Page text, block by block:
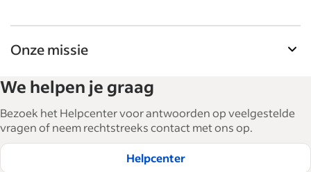
Onze missie
bedrijven bij het uitbreiden en managen van hun
personeel. Met meer dan 15.000 artikelen in 6
talen bieden we tactisch advies, tips en best
practices om bedrijven te helpen de beste
medewerkers te werven en te behouden.
We helpen je graag
Bezoek het Helpcenter voor antwoorden op veelgestelde
vragen of neem rechtstreeks contact met ons op.
Helpcenter